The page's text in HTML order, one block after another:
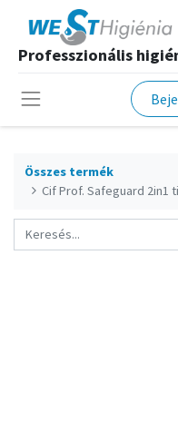
Professzionális
Összes termék
Cif Prof. Safeguard